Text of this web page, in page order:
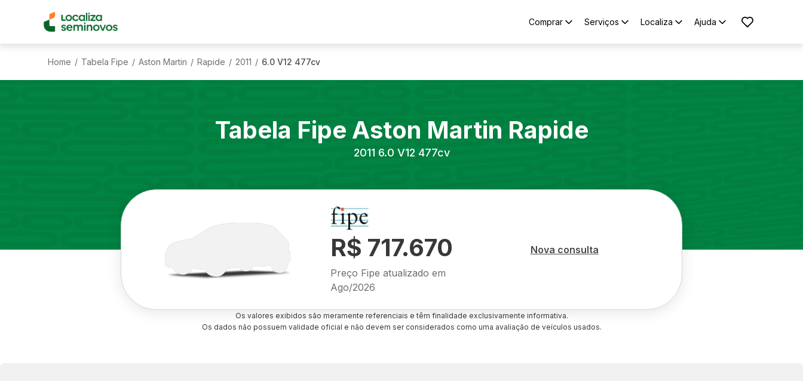
Comprar Serviços Localiza Ajuda
Home / Tabela Fipe / Aston Martin / Rapide / 2011 / 6.0 V12 477cv
Tabela Fipe Aston Martin Rapide
2011 6.0 V12 477cv
R$ 717.670
Preço Fipe atualizado em
Ago/2026
Nova consulta
Os valores exibidos são meramente referenciais e têm finalidade exclusivamente informativa.
Os dados não possuem validade oficial e não devem ser considerados como uma avaliação de veículos usados.